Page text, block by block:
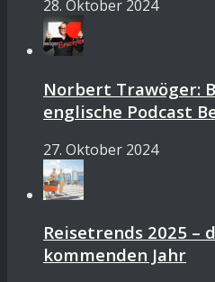
28. Oktober 2024
Norbert Trawöger:
englische Podcast
27. Oktober 2024
Reisetrends 2025 –
kommenden Jahr